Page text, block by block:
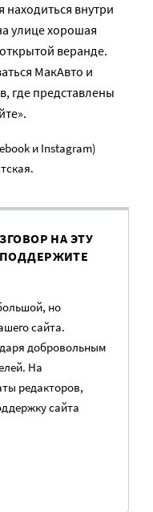
находиться внутри
улице хорошая
веранде.
МакАвто и
где представлены
и Instagram)
НА ЭТУ
но
сайта.
добровольным
На
редакторов,
сайта